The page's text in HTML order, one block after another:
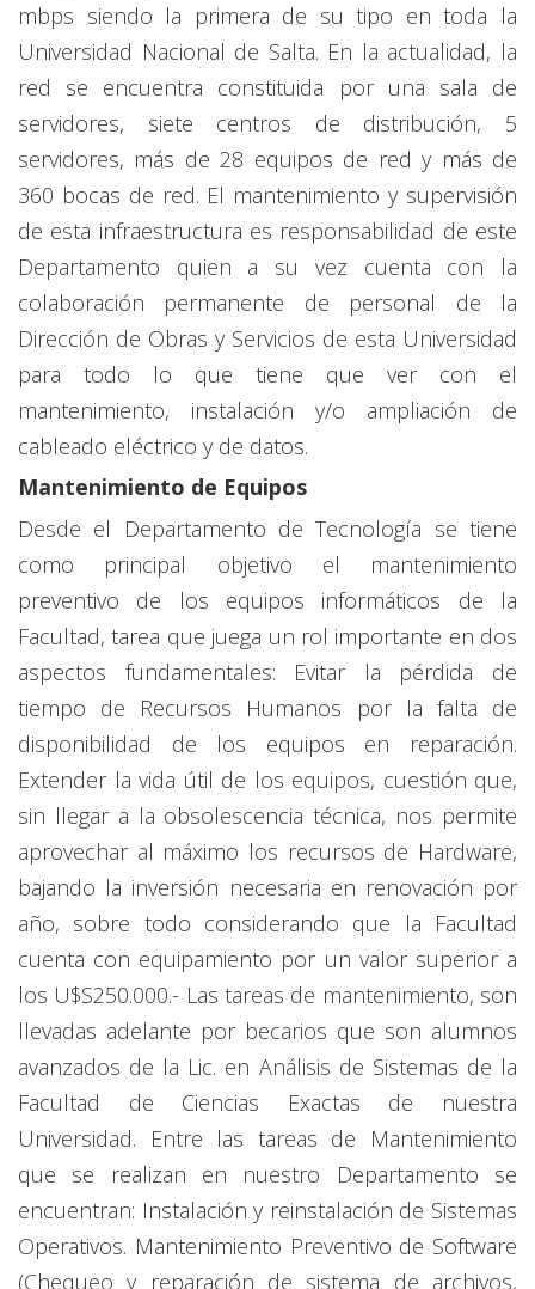
mbps siendo la primera de su tipo en toda la
Universidad Nacional de Salta. En la actualidad, la
red se encuentra constituida por una sala de
servidores, siete centros de distribución, 5
servidores, más de 28 equipos de red y más de
360 bocas de red. El mantenimiento y supervisión
de esta infraestructura es responsabilidad de este
Departamento quien a su vez cuenta con la
colaboración permanente de personal de la
Dirección de Obras y Servicios de esta Universidad
para todo lo que tiene que ver con el
mantenimiento, instalación y/o ampliación de
cableado eléctrico y de datos.
Mantenimiento de Equipos
Desde el Departamento de Tecnología se tiene
como principal objetivo el mantenimiento
preventivo de los equipos informáticos de la
Facultad, tarea que juega un rol importante en dos
aspectos fundamentales: Evitar la pérdida de
tiempo de Recursos Humanos por la falta de
disponibilidad de los equipos en reparación.
Extender la vida útil de los equipos, cuestión que,
sin llegar a la obsolescencia técnica, nos permite
aprovechar al máximo los recursos de Hardware,
bajando la inversión necesaria en renovación por
año, sobre todo considerando que la Facultad
cuenta con equipamiento por un valor superior a
los U$S250.000.- Las tareas de mantenimiento, son
llevadas adelante por becarios que son alumnos
avanzados de la Lic. en Análisis de Sistemas de la
Facultad de Ciencias Exactas de nuestra
Universidad. Entre las tareas de Mantenimiento
que se realizan en nuestro Departamento se
encuentran: Instalación y reinstalación de Sistemas
Operativos. Mantenimiento Preventivo de Software
(Chequeo y reparación de sistema de archivos,